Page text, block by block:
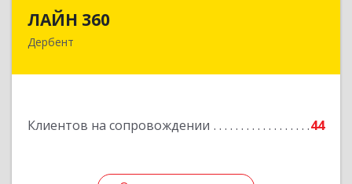
ЛАЙН 360
Дербент
Клиентов на сопровождении 44
368600, Дагестан Респ, Дербент г, Ю.Гагарина